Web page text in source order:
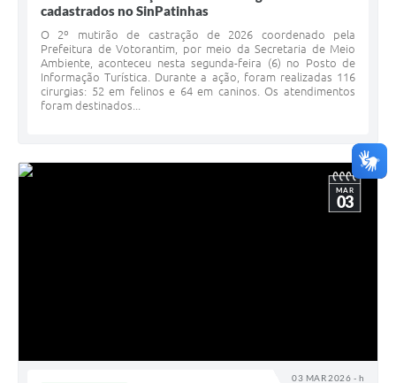
cadastrados no SinPatinhas
O 2º mutirão de castração de 2026 coordenado pela
Prefeitura de Votorantim, por meio da Secretaria de Meio
Ambiente, aconteceu nesta segunda-feira (6) no Posto de
Informação Turística. Durante a ação, foram realizadas 116
cirurgias: 52 em felinos e 64 em caninos. Os atendimentos
foram destinados...
03 MAR 2026 - h
MAR
03